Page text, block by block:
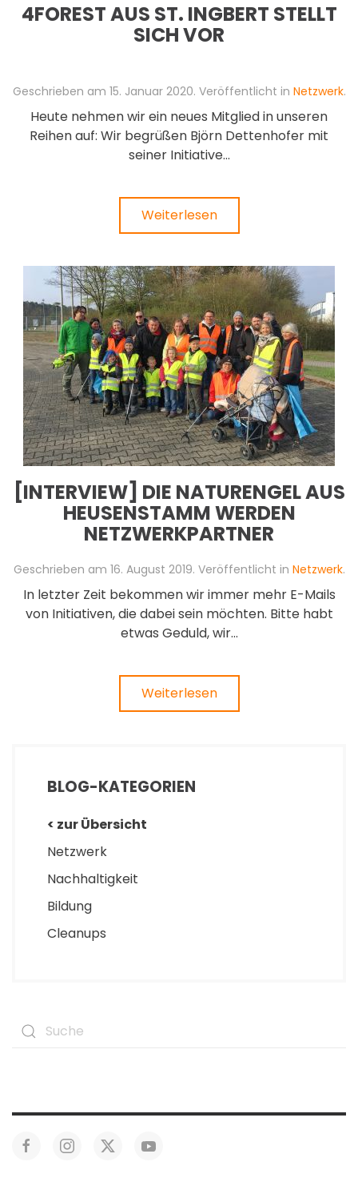
4FOREST AUS ST. INGBERT STELLT
SICH VOR
Geschrieben am 15. Januar 2020. Veröffentlicht in Netzwerk.
Heute nehmen wir ein neues Mitglied in unseren
Reihen auf: Wir begrüßen Björn Dettenhofer mit
seiner Initiative...
Weiterlesen
[INTERVIEW] DIE NATURENGEL AUS
HEUSENSTAMM WERDEN
NETZWERKPARTNER
Geschrieben am 16. August 2019. Veröffentlicht in Netzwerk.
In letzter Zeit bekommen wir immer mehr E-Mails
von Initiativen, die dabei sein möchten. Bitte habt
etwas Geduld, wir...
Weiterlesen
BLOG-KATEGORIEN
< zur Übersicht
Netzwerk
Nachhaltigkeit
Bildung
Cleanups